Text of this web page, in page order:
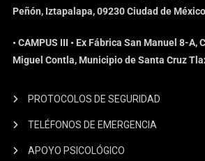
Peñón, Iztapalapa, 09230 Ciudad de
• CAMPUS III • Ex Fábrica San Manuel 8-A,
Miguel Contla, Municipio de Santa Cruz
PROTOCOLOS DE SEGURIDAD
TELÉFONOS DE EMERGENCIA
APOYO PSICOLÓGICO